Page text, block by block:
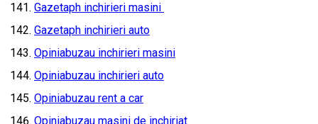
Gazetaph inchirieri masini
Gazetaph inchirieri auto
Opiniabuzau inchirieri masini
Opiniabuzau inchirieri auto
Opiniabuzau rent a car
Opiniabuzau masini de inchiriat